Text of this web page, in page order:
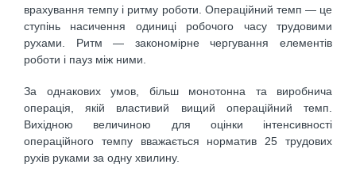
врахування темпу і ритму роботи. Операційний темп — це
ступінь насичення одиниці робочого часу трудовими
рухами. Ритм — закономірне чергування елементів
роботи і пауз між ними.
За однакових умов, більш монотонна та виробнича
операція, якій властивий вищий операційний темп.
Вихідною величиною для оцінки інтенсивності
операційного темпу вважається норматив 25 трудових
рухів руками за одну хвилину.